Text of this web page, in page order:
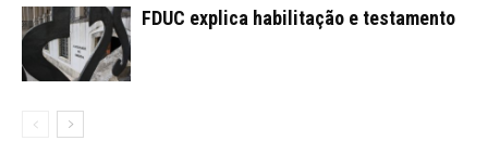
FDUC explica habilitação e testamento